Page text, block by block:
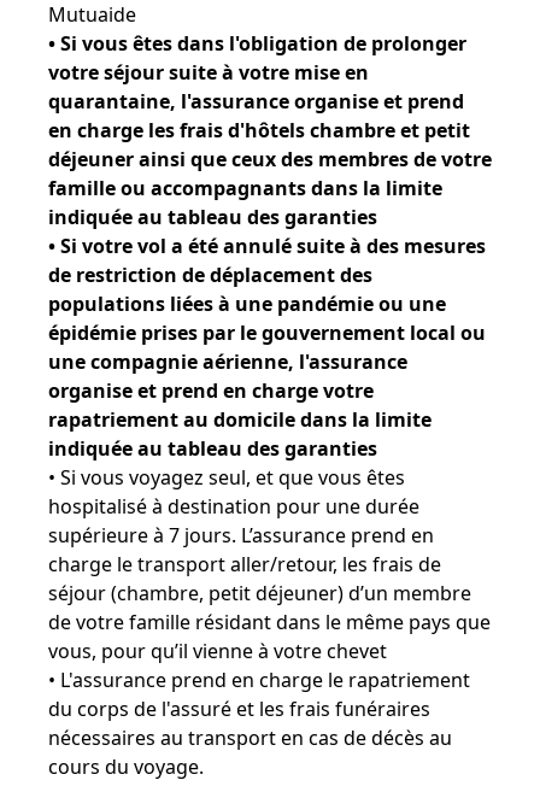
Mutuaide
• Si vous êtes dans l'obligation de prolonger
votre séjour suite à votre mise en
quarantaine, l'assurance organise et prend
en charge les frais d'hôtels chambre et petit
déjeuner ainsi que ceux des membres de votre
famille ou accompagnants dans la limite
indiquée au tableau des garanties
• Si votre vol a été annulé suite à des mesures
de restriction de déplacement des
populations liées à une pandémie ou une
épidémie prises par le gouvernement local ou
une compagnie aérienne, l'assurance
organise et prend en charge votre
rapatriement au domicile dans la limite
indiquée au tableau des garanties
• Si vous voyagez seul, et que vous êtes
hospitalisé à destination pour une durée
supérieure à 7 jours. L’assurance prend en
charge le transport aller/retour, les frais de
séjour (chambre, petit déjeuner) d’un membre
de votre famille résidant dans le même pays que
vous, pour qu’il vienne à votre chevet
• L'assurance prend en charge le rapatriement
du corps de l'assuré et les frais funéraires
nécessaires au transport en cas de décès au
cours du voyage.